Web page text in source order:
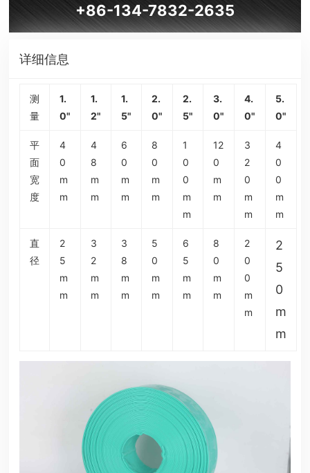
+86-134-7832-2635
详细信息
测
量
1.
0"
1.
2"
1.
5"
2.
0"
2.
5"
3.
0"
4.
0"
5.
0"
平
面
宽
度
4
0
m
m
4
8
m
m
6
0
m
m
8
0
m
m
1
0
0
m
m
12
0
m
m
3
2
0
m
m
4
0
0
m
m
直
径
2
5
m
m
3
2
m
m
3
8
m
m
5
0
m
m
6
5
m
m
8
0
m
m
2
0
0
m
m
2
5
0
m
m